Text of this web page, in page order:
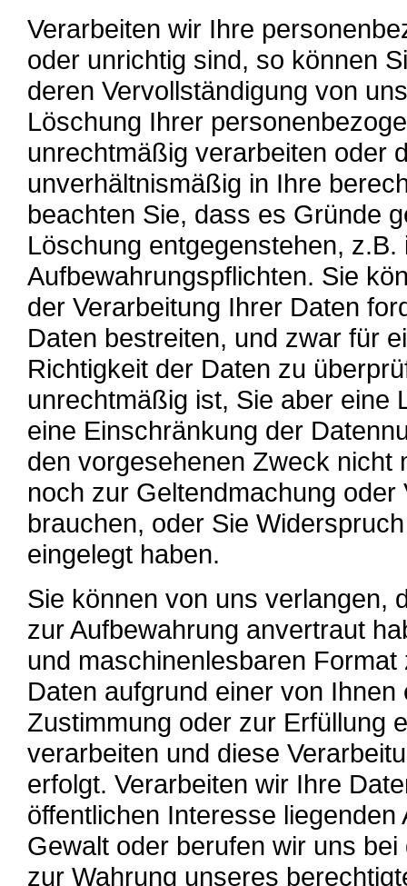
Verarbeiten wir Ihre
oder unrichtig sind, so können
deren Vervollständigung von
Löschung Ihrer
unrechtmäßig verarbeiten oder
unverhältnismäßig in Ihre
beachten Sie, dass es Gründe
Löschung entgegenstehen,
Aufbewahrungspflichten. Sie
der Verarbeitung Ihrer Daten
Daten bestreiten, und zwar für
Richtigkeit der Daten zu
unrechtmäßig ist, Sie aber eine
eine Einschränkung der
den vorgesehenen Zweck nicht
noch zur Geltendmachung
brauchen, oder Sie
eingelegt haben.
Sie können von uns verlangen,
zur Aufbewahrung anvertraut
und maschinenlesbaren
Daten aufgrund einer von
Zustimmung oder zur Erfüllung
verarbeiten und diese
erfolgt. Verarbeiten wir Ihre
öffentlichen Interesse
Gewalt oder berufen wir uns
zur Wahrung unseres